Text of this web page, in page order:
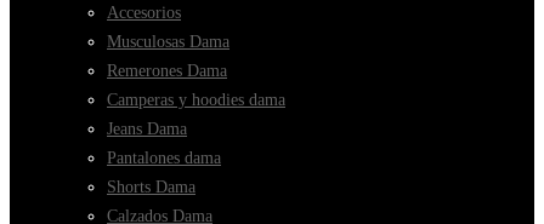
Accesorios
Musculosas Dama
Remerones Dama
Camperas y hoodies dama
Jeans Dama
Pantalones dama
Shorts Dama
Calzados Dama